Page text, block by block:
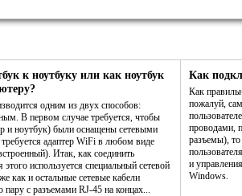
к ноутбуку или как ноутбук
одним из двух способов:
В первом случае требуется, чтобы
и ноутбук) были оснащены сетевыми
адаптер WiFi в любом виде
Итак, как соединить
используется специальный сетевой
как и остальные сетевые кабели
пару с разъемами RJ-45 на концах...
Как
Как
пожалуй,
проводами,
разъемы), то
и
Windows.